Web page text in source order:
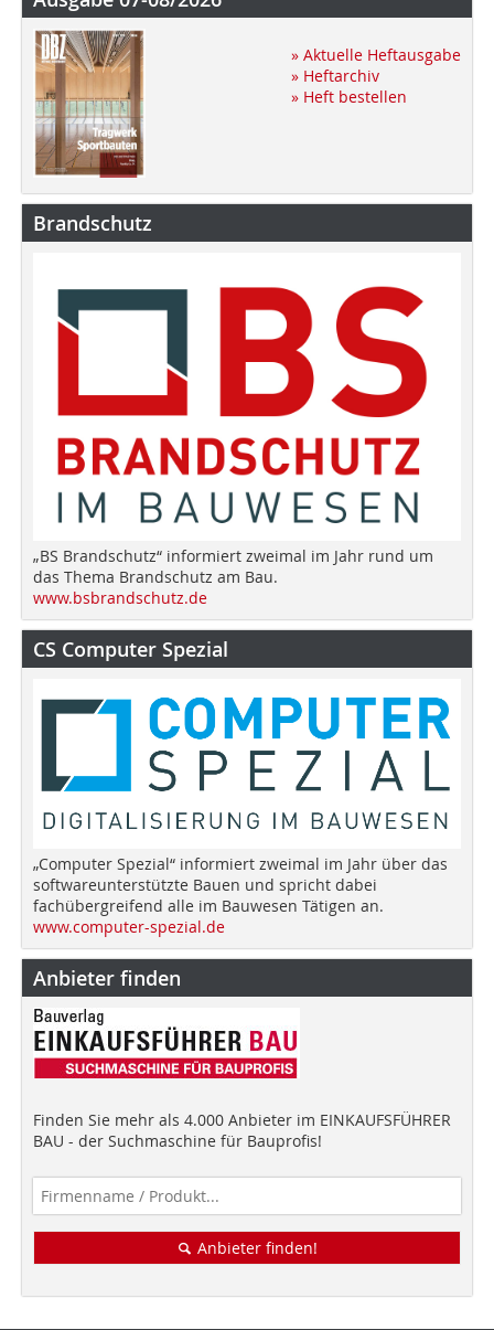
» Aktuelle Heftausgabe
» Heftarchiv
» Heft bestellen
Brandschutz
„BS Brandschutz“ informiert zweimal im Jahr rund um
das Thema Brandschutz am Bau.
www.bsbrandschutz.de
CS Computer Spezial
„Computer Spezial“ informiert zweimal im Jahr über das
softwareunterstützte Bauen und spricht dabei
fachübergreifend alle im Bauwesen Tätigen an.
www.computer-spezial.de
Anbieter finden
Finden Sie mehr als 4.000 Anbieter im EINKAUFSFÜHRER
BAU - der Suchmaschine für Bauprofis!
Anbieter finden!